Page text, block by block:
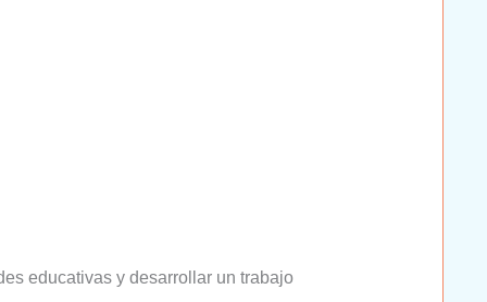
educativas y desarrollar un trabajo